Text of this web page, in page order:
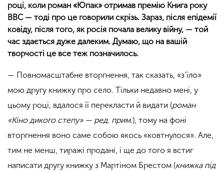
році, коли роман «Юпак» отримав премію Книга року
BBC — тоді про це говорили скрізь. Зараз, після епідемії
ковіду, після того, як росія почала велику війну, — той
час здається дуже далеким. Думаю, що на вашій
творчості це все теж позначилось.
— Повномасштабне вторгнення, так сказать, «з’їло»
мою другу книжку про село. Тільки недавно мені, у
цьому році, вдалося її перекласти й видати (роман
«Кіно дикого степу»— ред. прим.), тому на фоні
вторгнення воно саме собою якось «ковтнулося». Але,
тим не менш, тиражі продані, і ще до того я встиг
написати другу книжку з Мартіном Брестом (книжка під